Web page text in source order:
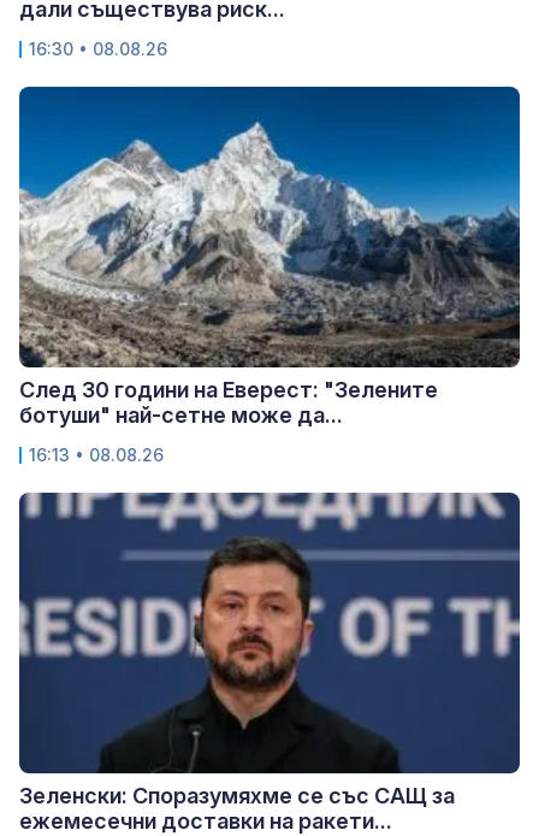
дали съществува риск...
16:30 • 08.08.26
След 30 години на Еверест: "Зелените
ботуши" най-сетне може да...
16:13 • 08.08.26
Зеленски: Споразумяхме се със САЩ за
ежемесечни доставки на ракети...